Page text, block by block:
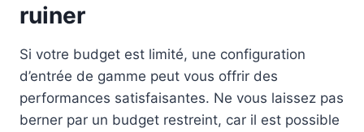
ruiner
Si votre budget est limité, une configuration
d’entrée de gamme peut vous offrir des
performances satisfaisantes. Ne vous laissez pas
berner par un budget restreint, car il est possible